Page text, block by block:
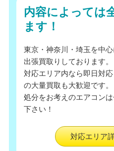
内容によっては
ます！
東京・神奈川・埼玉を中
出張買取りしております。
対応エリア内なら即日対
の大量買取も大歓迎です。
処分をお考えのエアコン
下さい！
対応エリア